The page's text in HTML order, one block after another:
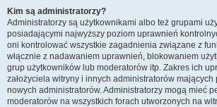
Kim są administratorzy?
Administratorzy są użytkownikami albo też grupami
posiadającymi najwyższy poziom uprawnień
oni kontrolować wszystkie zagadnienia związane z
włącznie z nadawaniem uprawnień, blokowaniem
grup użytkowników lub moderatorów itp. Zakres ich
założyciela witryny i innych administratorów
nowych administratorów. Administratorzy mogą mieć
moderatorów na wszystkich forach utworzonych na